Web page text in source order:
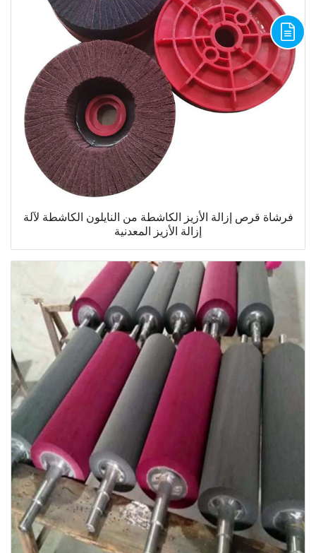
فرشاة قرص إزالة الأزيز الكاشطة من النايلون الكاشطة لآلة
إزالة الأزيز المعدنية